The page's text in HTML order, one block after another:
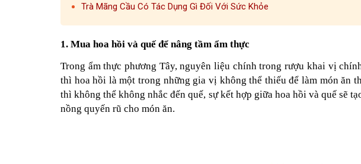
Trà Mãng Cầu Có Tác Dụng Gì Đối Với Sức Khỏe
1. Mua hoa hồi và quế để nâng tầm ẩm thực
Trong ẩm thực phương Tây, nguyên liệu chính trong rượu khai vị
thì hoa hồi là một trong những gia vị không thể thiếu để làm món ăn
thì không thể không nhắc đến quế, sự kết hợp giữa hoa hồi và quế sẽ
nồng quyến rũ cho món ăn.